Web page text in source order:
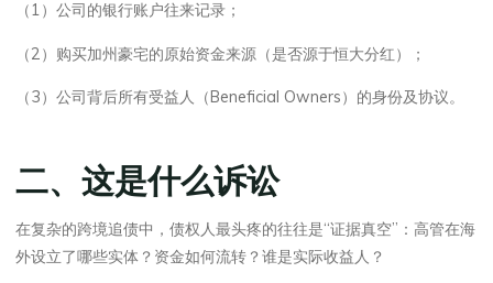
（1）公司的银行账户往来记录；
（2）购买加州豪宅的原始资金来源（是否源于恒大分红）；
（3）公司背后所有受益人（Beneficial Owners）的身份及协议。
二、这是什么诉讼
在复杂的跨境追债中，债权人最头疼的往往是“证据真空”：高管在海
外设立了哪些实体？资金如何流转？谁是实际收益人？